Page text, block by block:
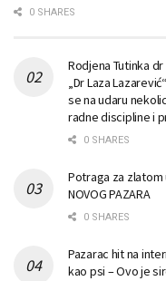
0 SHARES
Rodjena Tutinka
„Dr Laza
se na udaru
radne discipline i
0 SHARES
Potraga za zlatom
NOVOG PAZARA
0 SHARES
Pazarac hit na
kao psi – Ovo je